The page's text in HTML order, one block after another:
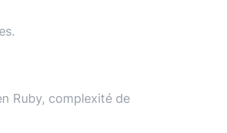
Ruby, complexité de